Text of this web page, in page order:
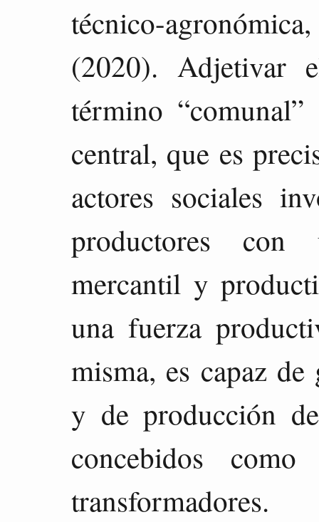
técnico-
(2020). Adjetivar
término
central, que es
actores sociales
productores con
mercantil y
una fuerza
misma, es capaz
y de producción
concebidos
transformadores.